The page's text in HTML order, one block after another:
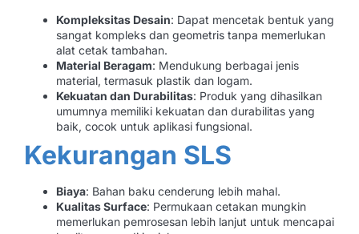
Kompleksitas Desain: Dapat mencetak bentuk yang
sangat kompleks dan geometris tanpa memerlukan
alat cetak tambahan.
Material Beragam: Mendukung berbagai jenis
material, termasuk plastik dan logam.
Kekuatan dan Durabilitas: Produk yang dihasilkan
umumnya memiliki kekuatan dan durabilitas yang
baik, cocok untuk aplikasi fungsional.
Kekurangan SLS
Biaya: Bahan baku cenderung lebih mahal.
Kualitas Surface: Permukaan cetakan mungkin
memerlukan pemrosesan lebih lanjut untuk mencapai